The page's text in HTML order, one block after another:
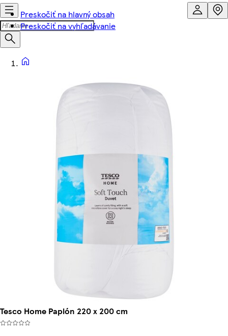
Preskočiť na hlavný obsah
Preskočiť na vyhľadávanie
Tesco Home Paplón 220 x 200 cm